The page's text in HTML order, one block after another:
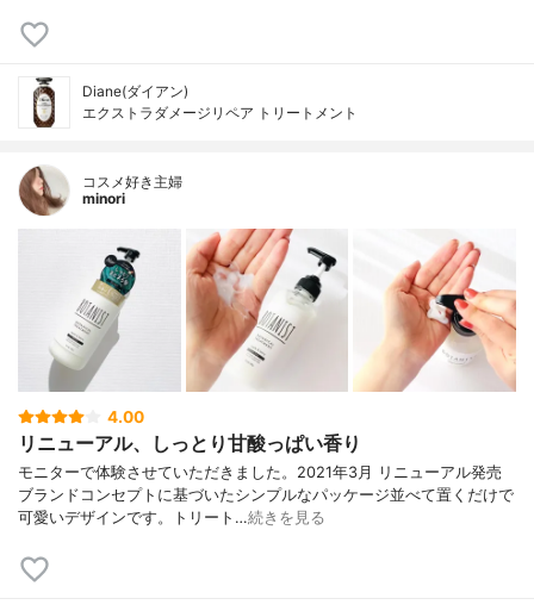
Diane(ダイアン)
エクストラダメージリペア トリートメント
コスメ好き主婦
minori
4.00
リニューアル、しっとり甘酸っぱい香り
モニターで体験させていただきました。2021年3月 リニューアル発売
ブランドコンセプトに基づいたシンプルなパッケージ並べて置くだけで
可愛いデザインです。トリート…続きを見る